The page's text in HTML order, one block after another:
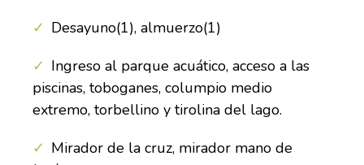
Desayuno(1), almuerzo(1)
Ingreso al parque acuático, acceso a las
piscinas, toboganes, columpio medio
extremo, torbellino y tirolina del lago.
Mirador de la cruz, mirador mano de